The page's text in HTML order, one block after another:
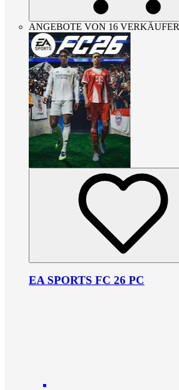
ANGEBOTE VON 16 VERKÄUFER
EA SPORTS FC 26 PC